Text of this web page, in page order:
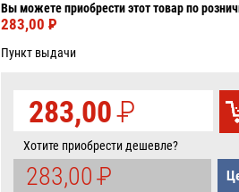
Вы можете приобрести этот товар по
283,00PУБ.
Пункт выдачи
283,00P
УБ.
Хотите приобрести дешевле?
283,00P